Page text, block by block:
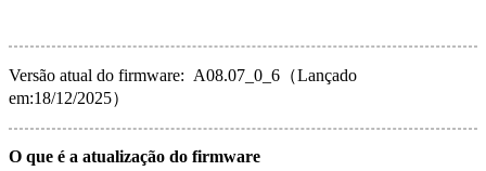
Versão atual do firmware: A08.07_0_6（Lançado
em:18/12/2025）
O que é a atualização do firmware